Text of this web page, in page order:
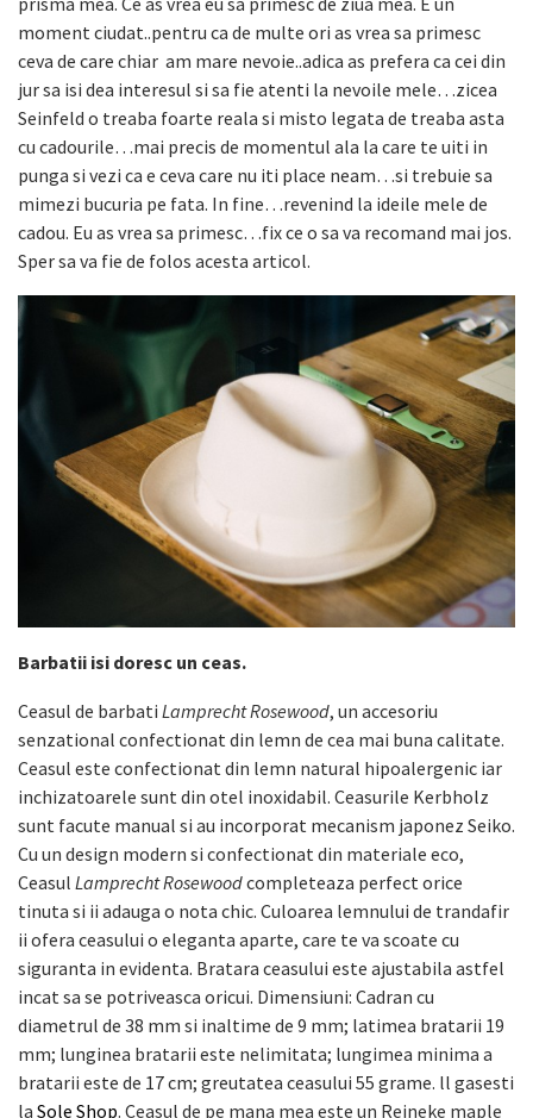
moment ciudat..pentru ca de multe ori as vrea sa primesc
ceva de care chiar am mare nevoie..adica as prefera ca cei din
jur sa isi dea interesul si sa fie atenti la nevoile mele…zicea
Seinfeld o treaba foarte reala si misto legata de treaba asta
cu cadourile…mai precis de momentul ala la care te uiti in
punga si vezi ca e ceva care nu iti place neam…si trebuie sa
mimezi bucuria pe fata. In fine…revenind la ideile mele de
cadou. Eu as vrea sa primesc…fix ce o sa va recomand mai jos.
Sper sa va fie de folos acesta articol.
Barbatii isi doresc un ceas.
Ceasul de barbati Lamprecht Rosewood, un accesoriu
senzational confectionat din lemn de cea mai buna calitate.
Ceasul este confectionat din lemn natural hipoalergenic iar
inchizatoarele sunt din otel inoxidabil. Ceasurile Kerbholz
sunt facute manual si au incorporat mecanism japonez Seiko.
Cu un design modern si confectionat din materiale eco,
Ceasul Lamprecht Rosewoodcompleteaza perfect orice
tinuta si ii adauga o nota chic. Culoarea lemnului de trandafir
ii ofera ceasului o eleganta aparte, care te va scoate cu
siguranta in evidenta. Bratara ceasului este ajustabila astfel
incat sa se potriveasca oricui. Dimensiuni: Cadran cu
diametrul de 38 mm si inaltime de 9 mm; latimea bratarii 19
mm; lunginea bratarii este nelimitata; lungimea minima a
bratarii este de 17 cm; greutatea ceasului 55 grame. ll gasesti
la Sole Shop. Ceasul de pe mana mea este un Reineke maple